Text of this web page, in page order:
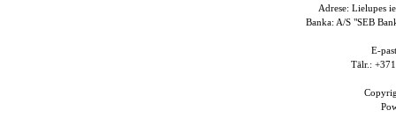
Adrese: Lielupes
Banka: A/S "SEB
E-
Tālr.: